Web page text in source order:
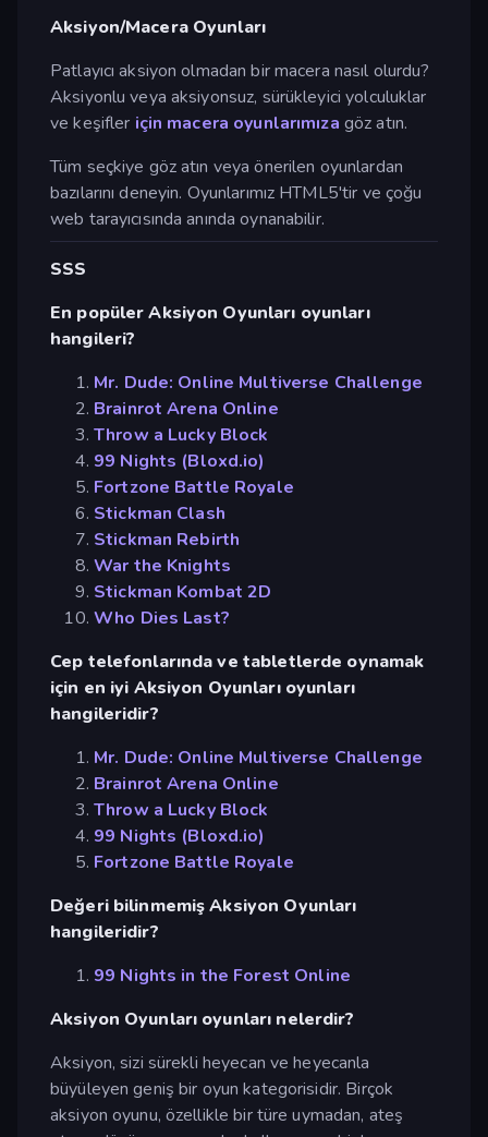
Aksiyon/Macera Oyunları
Patlayıcı aksiyon olmadan bir macera nasıl olurdu?
Aksiyonlu veya aksiyonsuz, sürükleyici yolculuklar
ve keşifler için macera oyunlarımıza göz atın.
Tüm seçkiye göz atın veya önerilen oyunlardan
bazılarını deneyin. Oyunlarımız HTML5'tir ve çoğu
web tarayıcısında anında oynanabilir.
SSS
En popüler Aksiyon Oyunları oyunları
hangileri?
Mr. Dude: Online Multiverse Challenge
Brainrot Arena Online
Throw a Lucky Block
99 Nights (Bloxd.io)
Fortzone Battle Royale
Stickman Clash
Stickman Rebirth
War the Knights
Stickman Kombat 2D
Who Dies Last?
Cep telefonlarında ve tabletlerde oynamak
için en iyi Aksiyon Oyunları oyunları
hangileridir?
Mr. Dude: Online Multiverse Challenge
Brainrot Arena Online
Throw a Lucky Block
99 Nights (Bloxd.io)
Fortzone Battle Royale
Değeri bilinmemiş Aksiyon Oyunları
hangileridir?
99 Nights in the Forest Online
Aksiyon Oyunları oyunları nelerdir?
Aksiyon, sizi sürekli heyecan ve heyecanla
büyüleyen geniş bir oyun kategorisidir. Birçok
aksiyon oyunu, özellikle bir türe uymadan, ateş